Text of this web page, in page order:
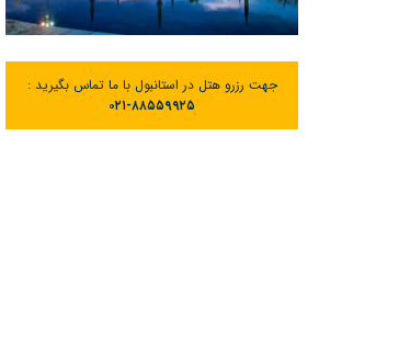
جهت رزرو هتل در استانبول با ما تماس بگیرید :
۰۲۱-۸۸۵۵۹۹۲۵